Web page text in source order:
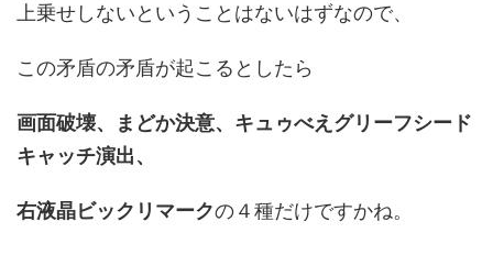
上乗せしないということはないはずなので、
この矛盾の矛盾が起こるとしたら
画面破壊、まどか決意、キュゥべえグリーフシード
キャッチ演出、
右液晶ビックリマークの４種だけですかね。